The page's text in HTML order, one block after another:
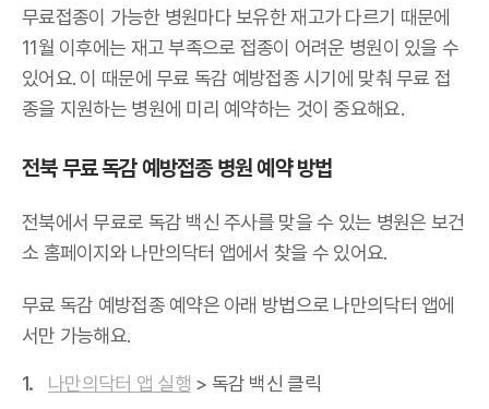
무료접종이 가능한 병원마다 보유한 재고가 다르기 때문에
11월 이후에는 재고 부족으로 접종이 어려운 병원이 있을 수
있어요. 이 때문에 무료 독감 예방접종 시기에 맞춰 무료 접
종을 지원하는 병원에 미리 예약하는 것이 중요해요.
전북 무료 독감 예방접종 병원 예약 방법
전북에서 무료로 독감 백신 주사를 맞을 수 있는 병원은 보건
소 홈페이지와 나만의닥터 앱에서 찾을 수 있어요.
무료 독감 예방접종 예약은 아래 방법으로 나만의닥터 앱에
서만 가능해요.
나만의닥터 앱 실행 > 독감 백신 클릭